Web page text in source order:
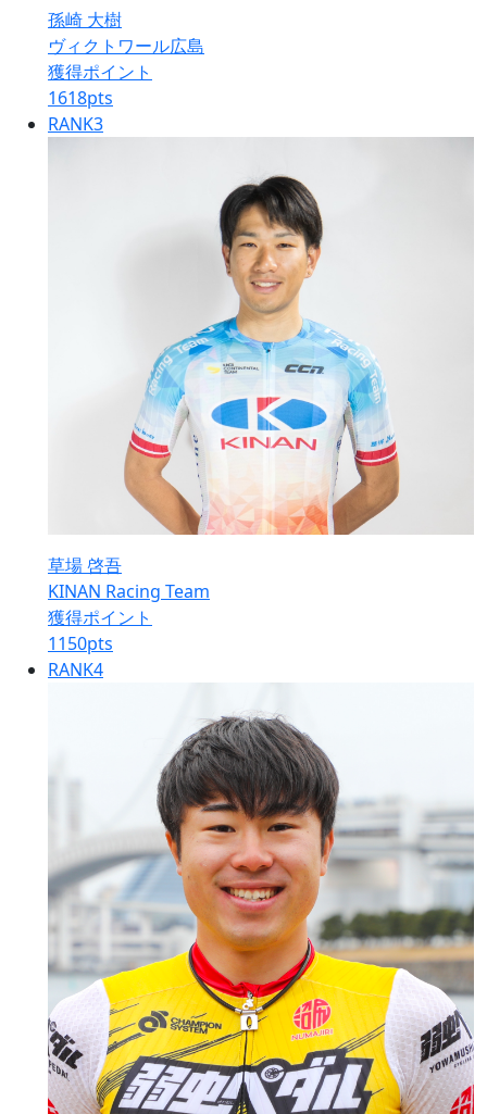
孫崎 大樹
ヴィクトワール広島
獲得ポイント
1618pts
RANK3
草場 啓吾
KINAN Racing Team
獲得ポイント
1150pts
RANK4